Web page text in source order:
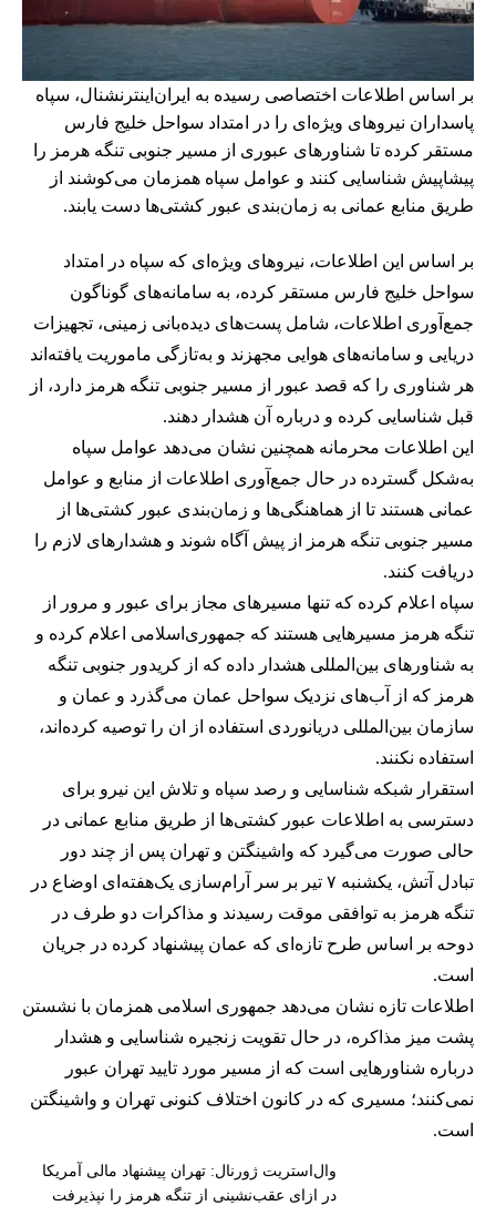
بر اساس اطلاعات اختصاصی رسیده به ایران‌اینترنشنال، سپاه
پاسداران نیروهای ویژه‌ای را در امتداد سواحل خلیج فارس
مستقر کرده تا شناورهای عبوری از مسیر جنوبی تنگه هرمز را
پیشاپیش شناسایی کنند و عوامل سپاه همزمان می‌کوشند از
طریق منابع عمانی به زمان‌بندی عبور کشتی‌ها دست یابند.
بر اساس این اطلاعات، نیروهای ویژه‌ای که سپاه در امتداد
سواحل خلیج فارس مستقر کرده، به سامانه‌های گوناگون
جمع‌آوری اطلاعات، شامل پست‌های دیده‌بانی زمینی، تجهیزات
دریایی و سامانه‌های هوایی مجهزند و به‌تازگی ماموریت یافته‌اند
هر شناوری را که قصد عبور از مسیر جنوبی تنگه هرمز دارد، از
قبل شناسایی کرده و درباره آن هشدار دهند.
این اطلاعات محرمانه همچنین نشان می‌دهد عوامل سپاه
به‌شکل گسترده در حال جمع‌آوری اطلاعات از منابع و عوامل
عمانی هستند تا از هماهنگی‌ها و زمان‌بندی عبور کشتی‌ها از
مسیر جنوبی تنگه هرمز از پیش آگاه شوند و هشدارهای لازم را
دریافت کنند.
سپاه اعلام کرده که تنها مسیرهای مجاز برای عبور و مرور از
تنگه هرمز مسیرهایی هستند که جمهوری‌اسلامی اعلام کرده و
به شناورهای بین‌المللی هشدار داده که از کریدور جنوبی تنگه
هرمز که از آب‌های نزدیک سواحل عمان می‌گذرد و عمان و
سازمان بین‌المللی دریانوردی استفاده از ان را توصیه کرده‌اند،
استفاده نکنند.
استقرار شبکه شناسایی و رصد سپاه و تلاش این نیرو برای
دسترسی به اطلاعات عبور کشتی‌ها از طریق منابع عمانی در
حالی صورت می‌گیرد که واشینگتن و تهران پس از چند دور
تبادل آتش، یکشنبه ۷ تیر بر سر آرام‌سازی یک‌هفته‌ای اوضاع در
تنگه هرمز به توافقی موقت رسیدند و مذاکرات دو طرف در
دوحه بر اساس طرح تازه‌ای که عمان پیشنهاد کرده در جریان
است.
اطلاعات تازه نشان می‌دهد جمهوری اسلامی همزمان با نشستن
پشت میز مذاکره، در حال تقویت زنجیره شناسایی و هشدار
درباره شناورهایی است که از مسیر مورد تایید تهران عبور
نمی‌کنند؛ مسیری که در کانون اختلاف کنونی تهران و واشینگتن
است.
وال‌استریت ژورنال: تهران پیشنهاد مالی آمریکا
در ازای عقب‌نشینی از تنگه هرمز را نپذیرفت